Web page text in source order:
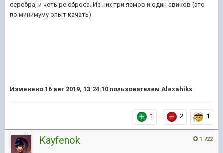
серебра, и четыре сброса. Из них три ясмов и один авиков (это
по минимуму опыт качать)
Изменено 16 авг 2019, 13:24:10 пользователем Alexahiks
1 2 1
1 722
Kayfenok